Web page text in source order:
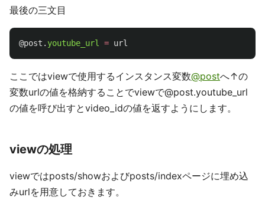
最後の三文目
@post . youtube_url = url
ここではviewで使用するインスタンス変数@postへ↑の
変数urlの値を格納することでviewで@post.youtube_url
の値を呼び出すとvideo_idの値を返すようにします。
viewの処理
viewではposts/showおよびposts/indexページに埋め込
みurlを用意しておきます。